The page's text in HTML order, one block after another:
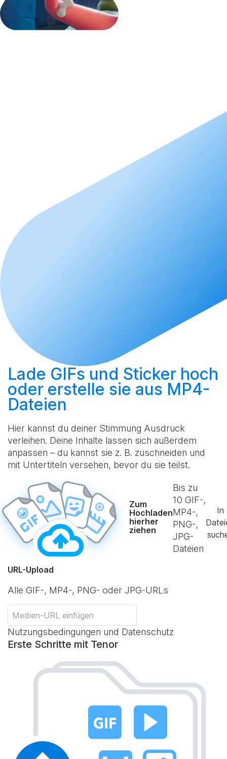
Lade GIFs und Sticker hoch
oder erstelle sie aus MP4-
Dateien
Hier kannst du deiner Stimmung Ausdruck
verleihen. Deine Inhalte lassen sich außerdem
anpassen – du kannst sie z. B. zuschneiden und
mit Untertiteln versehen, bevor du sie teilst.
Zum
Hochladen
hierher
ziehen
Bis zu
10 GIF-,
MP4-,
PNG-,
JPG-
Dateien
In
URL-Upload
Alle GIF-, MP4-, PNG- oder JPG-URLs
Nutzungsbedingungen und Datenschutz
Erste Schritte mit Tenor